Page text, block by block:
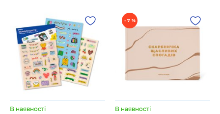
В наявності
- 7 %
В наявності